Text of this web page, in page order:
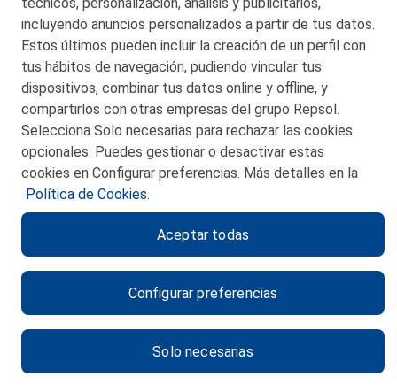
CONTACTO
MAPA WEB
POLITICA DE PRIVACIDAD
POLITICA DE COOKIES
CANAL DE ÉTICA
incluyendo anuncios personalizados a partir de tus datos.
Estos últimos pueden incluir la creación de un perfil con
tus hábitos de navegación, pudiendo vincular tus
dispositivos, combinar tus datos online y offline, y
compartirlos con otras empresas del grupo Repsol.
Selecciona Solo necesarias para rechazar las cookies
opcionales. Puedes gestionar o desactivar estas
cookies en Configurar preferencias. Más detalles en la
Política de Cookies.
Configurar preferencias
Solo necesarias
Aceptar todas